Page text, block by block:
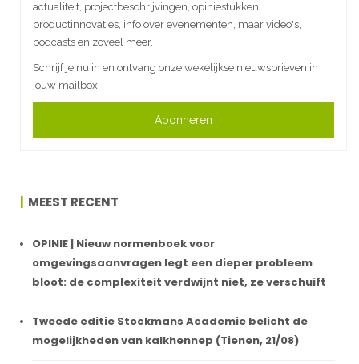
actualiteit, projectbeschrijvingen, opiniestukken,
productinnovaties, info over evenementen, maar video's,
podcasts en zoveel meer.
Schrijf je nu in en ontvang onze wekelijkse nieuwsbrieven in
jouw mailbox.
Abonneren
MEEST RECENT
OPINIE | Nieuw normenboek voor
omgevingsaanvragen legt een dieper probleem
bloot: de complexiteit verdwijnt niet, ze verschuift
Tweede editie Stockmans Academie belicht de
mogelijkheden van kalkhennep (Tienen, 21/08)